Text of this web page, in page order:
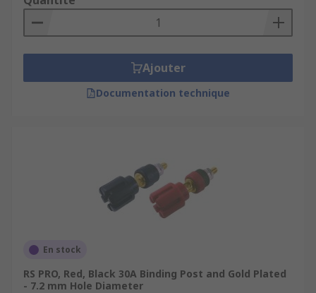
Ajouter
Documentation technique
En stock
RS PRO, Red, Black 30A Binding Post and Gold Plated
- 7.2 mm Hole Diameter